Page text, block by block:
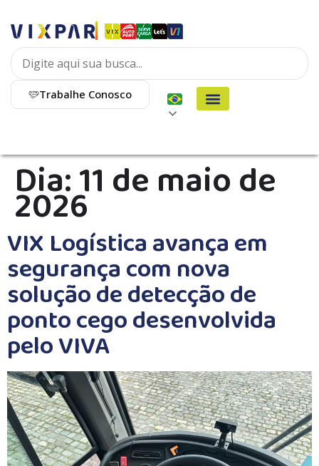
Trabalhe Conosco
Dia:11 de maio de
2026
VIX Logística avança em
segurança com nova
solução de detecção de
ponto cego desenvolvida
pelo VIVA